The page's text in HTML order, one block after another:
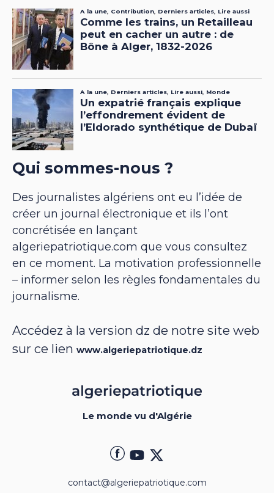
Qui sommes-nous ?
Des journalistes algériens ont eu l’idée de
créer un journal électronique et ils l’ont
concrétisée en lançant
algeriepatriotique.com que vous consultez
en ce moment. La motivation professionnelle
– informer selon les règles fondamentales du
journalisme.
Accédez à la version dz de notre site web
sur ce lien www.algeriepatriotique.dz
Le monde vu d'Algérie
contact@algeriepatriotique.com